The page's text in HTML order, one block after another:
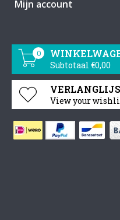
Mijn account
0
Subtotaal €0,00
View your